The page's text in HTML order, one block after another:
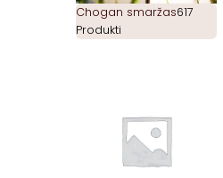
Chogan smaržas617
Produkti